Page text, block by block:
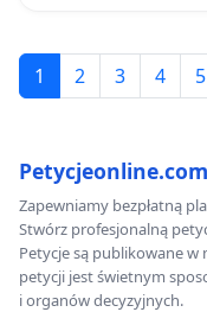
1 2 3 4 5
Petycjeonline.com
Zapewniamy bezpłatną
Stwórz profesjonalną
Petycje są publikowane w
petycji jest świetnym
i organów decyzyjnych.